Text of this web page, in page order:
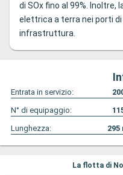
di SOx fino al 99%. Inoltre,
elettrica a terra nei porti
infrastruttura.
Entrata in servizio:
N° di equipaggio:
Lunghezza:
295
La flotta di